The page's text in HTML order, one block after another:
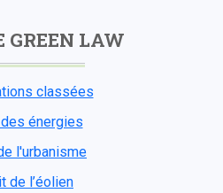
GREEN LAW
classées
énergies
l'urbanisme
de l’éolien